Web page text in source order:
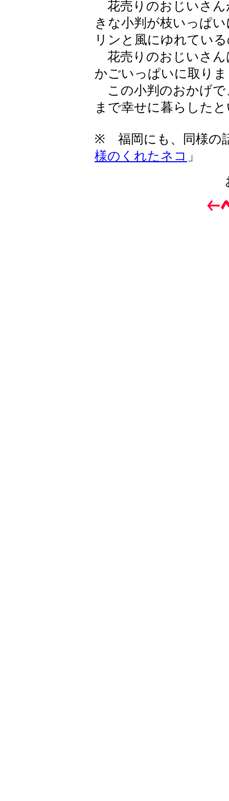
花売りのおじいさん
きな小判が枝いっぱ
リンと風にゆれてい
花売りのおじいさん
かごいっぱいに取り
この小判のおかげで
まで幸せに暮らした
※ 福岡にも、同様の
様のくれたネコ 」